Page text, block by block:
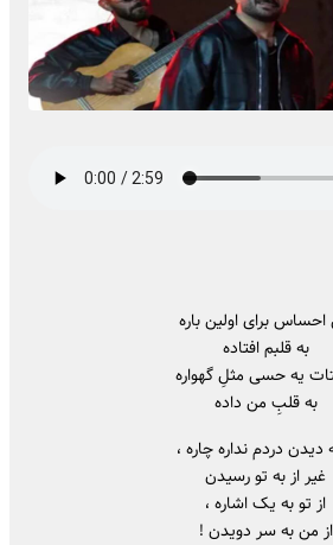
احساس برای اولین باره
به قلبم افتاده
یه حسی مثلِ گهواره
به قلبِ من داده
دیدن دردم نداره چاره ،
غیر از به تو رسیدن
از تو به یک اشاره ،
از من به سر دویدن !